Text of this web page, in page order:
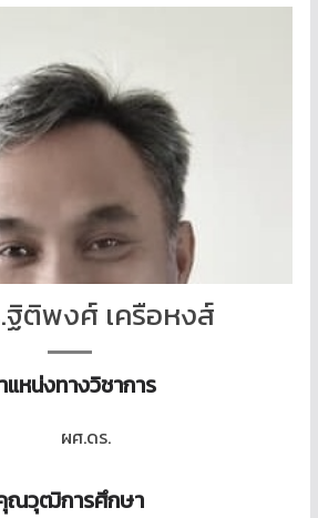
ติพงศ์ เครือหงส์
แหน่งทางวิชาการ
ผศ.ดร.
ณวุฒิการศึกษา